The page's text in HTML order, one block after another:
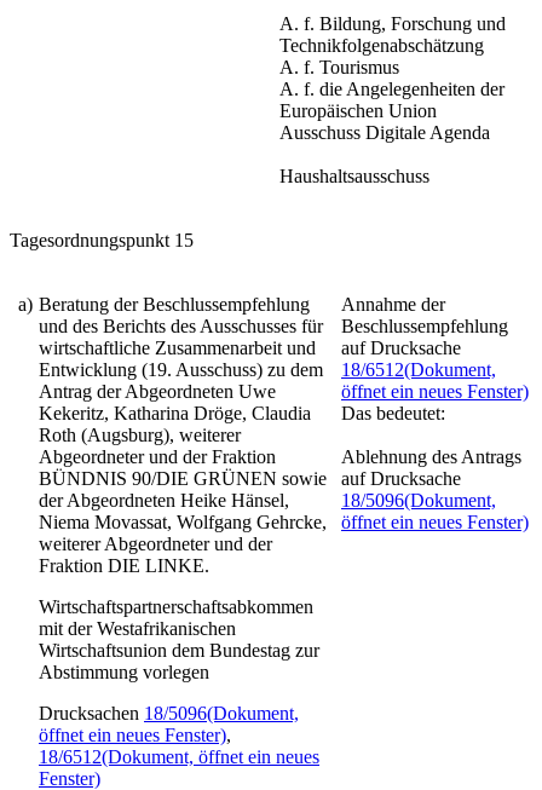
A. f. Bildung, Forschung und
Technikfolgenabschätzung
A. f. Tourismus
A. f. die Angelegenheiten der
Europäischen Union
Ausschuss Digitale Agenda
Haushaltsausschuss
Tagesordnungspunkt 15
a) Beratung der Beschlussempfehlung
und des Berichts des Ausschusses für
wirtschaftliche Zusammenarbeit und
Entwicklung (19. Ausschuss) zu dem
Antrag der Abgeordneten Uwe
Kekeritz, Katharina Dröge, Claudia
Roth (Augsburg), weiterer
Abgeordneter und der Fraktion
BÜNDNIS 90/DIE GRÜNEN sowie
der Abgeordneten Heike Hänsel,
Niema Movassat, Wolfgang Gehrcke,
weiterer Abgeordneter und der
Fraktion DIE LINKE.
Wirtschaftspartnerschaftsabkommen
mit der Westafrikanischen
Wirtschaftsunion dem Bundestag zur
Abstimmung vorlegen
Drucksachen 18/5096(Dokument,
öffnet ein neues Fenster),
18/6512(Dokument, öffnet ein neues
Fenster)
Annahme der
Beschlussempfehlung
auf Drucksache
18/6512(Dokument,
öffnet ein neues Fenster)
Das bedeutet:
Ablehnung des Antrags
auf Drucksache
18/5096(Dokument,
öffnet ein neues Fenster)